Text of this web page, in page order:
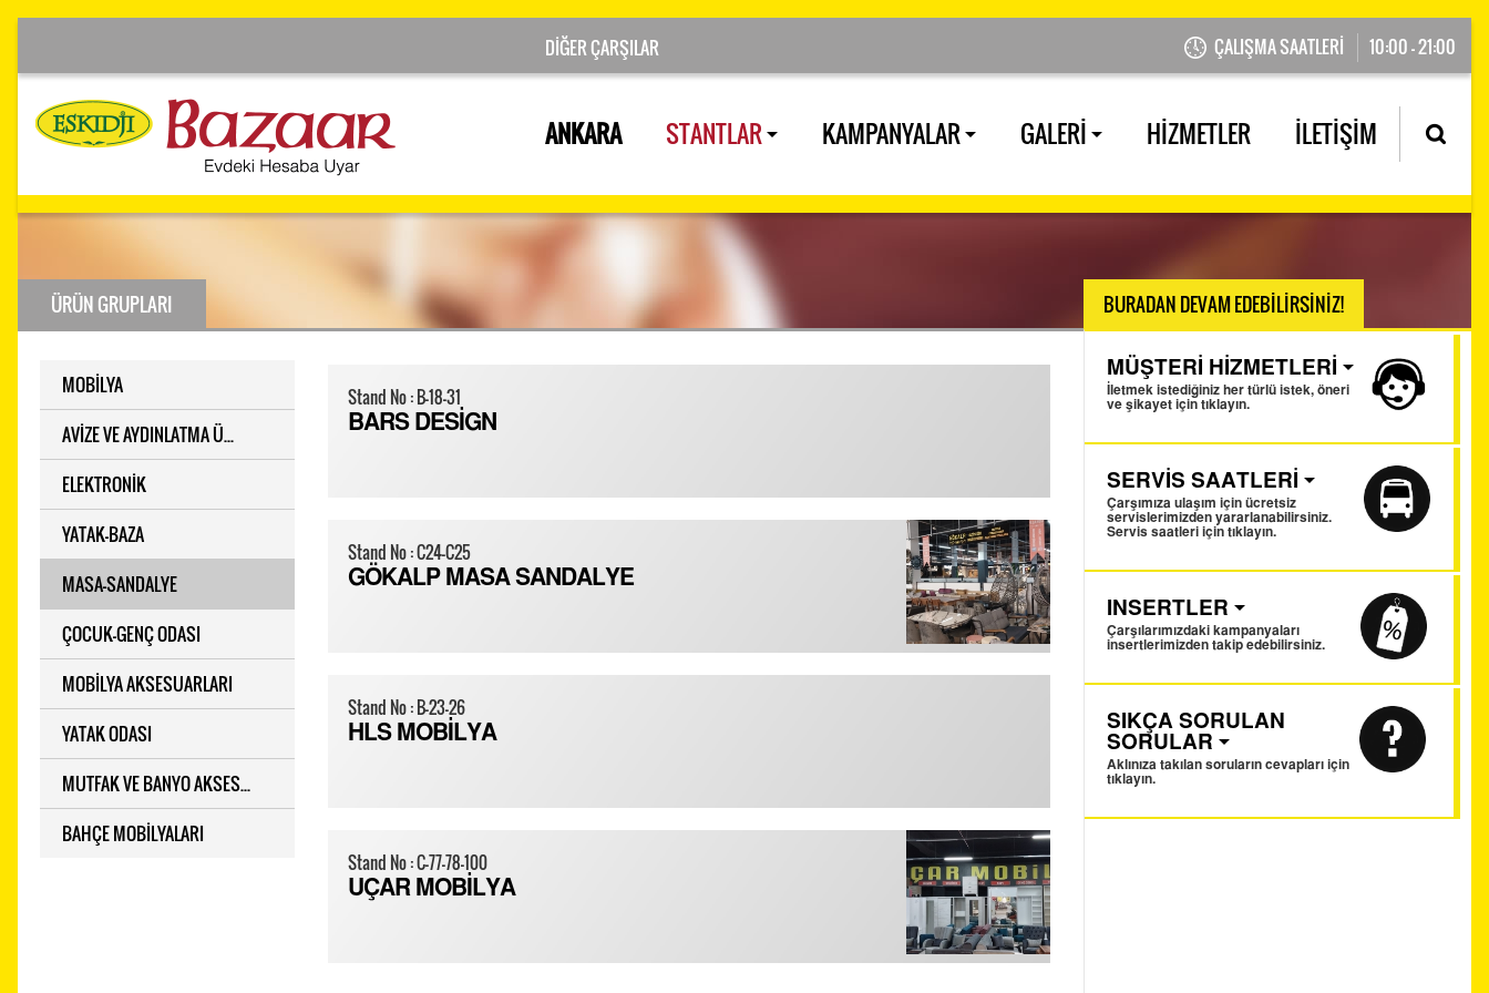
ÇALIŞMA SAATLERİ 10:00 - 21:00
ANKARA STANTLAR KAMPANYALAR GALERİ HİZMETLER İLETİŞİM
ÜRÜN GRUPLARI
MOBİLYA
AVİZE VE AYDINLATMA Ü...
ELEKTRONİK
YATAK-BAZA
MASA-SANDALYE
ÇOCUK-GENÇ ODASI
MOBİLYA AKSESUARLARI
YATAK ODASI
MUTFAK VE BANYO AKSES...
BAHÇE MOBİLYALARI
Stand No : B-18-31
BARS DESİGN
Stand No : C24-C25
GÖKALP MASA SANDALYE
Stand No : B-23-26
HLS MOBİLYA
Stand No : C-77-78-100
UÇAR MOBİLYA
BURADAN DEVAM EDEBİLİRSİNİZ!
MÜŞTERİ HİZMETLERİ
İletmek istediğiniz her türlü istek, öneri
ve şikayet için tıklayın.
SERVİS SAATLERİ
Çarşımıza ulaşım için ücretsiz
servislerimizden yararlanabilirsiniz.
Servis saatleri için tıklayın.
INSERTLER
Çarşılarımızdaki kampanyaları
insertlerimizden takip edebilirsiniz.
SIKÇA SORULAN
SORULAR
Aklınıza takılan soruların cevapları için
tıklayın.